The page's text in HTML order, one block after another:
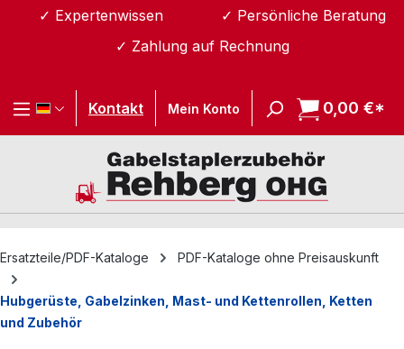
Zum Hauptinhalt springen
✓ Expertenwissen
✓ Persönliche Beratung
✓ Zahlung auf Rechnung
Kontakt Mein Konto 0,00 €*
Ersatzteile/PDF-Kataloge PDF-Kataloge ohne Preisauskunft
Hubgerüste, Gabelzinken, Mast- und Kettenrollen, Ketten
und Zubehör